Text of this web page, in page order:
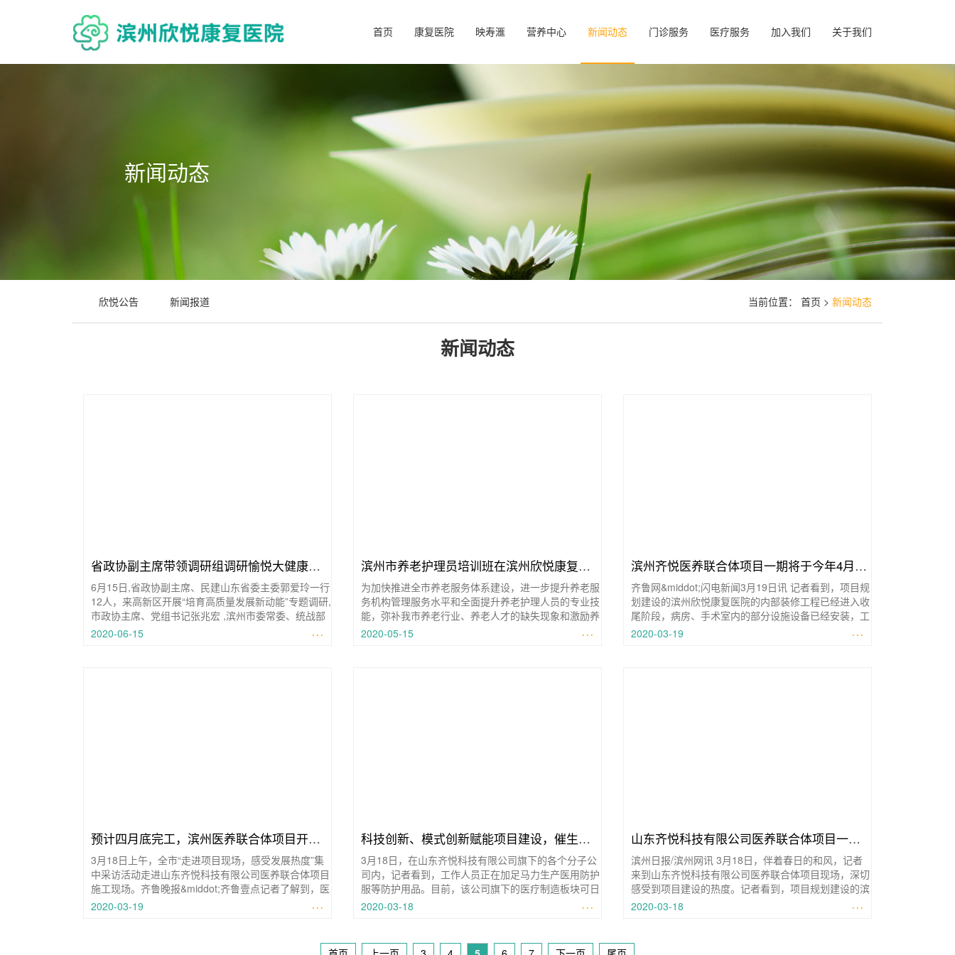
首页 康复医院 映寿滙 营养中心 新闻动态 门诊服务 医疗服务 加入我们 关于我们
新闻动态
欣悦公告 新闻报道 当前位置： 首页 > 新闻动态
新闻动态
省政协副主席带领调研组调研愉悦大健康产
业
6月15日,省政协副主席、民建山东省委主委郭爱玲一行
12人，来高新区开展“培育高质量发展新动能”专题调研,
市政协主席、党组书记张兆宏 ,滨州市委常委、统战部
部
2020-06-15 ···
滨州市养老护理员培训班在滨州欣悦康复医
院开班
为加快推进全市养老服务体系建设，进一步提升养老服
务机构管理服务水平和全面提升养老护理人员的专业技
能，弥补我市养老行业、养老人才的缺失现象和激励养
老服务从业人员，5月14
2020-05-15 ···
滨州齐悦医养联合体项目一期将于今年4月底
投入使用
齐鲁网&middot;闪电新闻3月19日讯 记者看到，项目规
划建设的滨州欣悦康复医院的内部装修工程已经进入收
尾阶段，病房、手术室内的部分设施设备已经安装，工
人们正在紧张有序地进行
2020-03-19 ···
预计四月底完工，滨州医养联合体项目开启
全新医养模式
3月18日上午，全市“走进项目现场，感受发展热度”集
中采访活动走进山东齐悦科技有限公司医养联合体项目
施工现场。齐鲁晚报&middot;齐鲁壹点记者了解到，医
养联合体项
2020-03-19 ···
科技创新、模式创新赋能项目建设，催生医
养融合新业态
3月18日，在山东齐悦科技有限公司旗下的各个分子公
司内，记者看到，工作人员正在加足马力生产医用防护
服等防护用品。目前，该公司旗下的医疗制造板块可日
产医用防护服2000件、医用
2020-03-18 ···
山东齐悦科技有限公司医养联合体项目一期4
月底投用
滨州日报/滨州网讯 3月18日，伴着春日的和风，记者
来到山东齐悦科技有限公司医养联合体项目现场，深切
感受到项目建设的热度。记者看到，项目规划建设的滨
州欣悦康复医院巍然耸立，医
2020-03-18 ···